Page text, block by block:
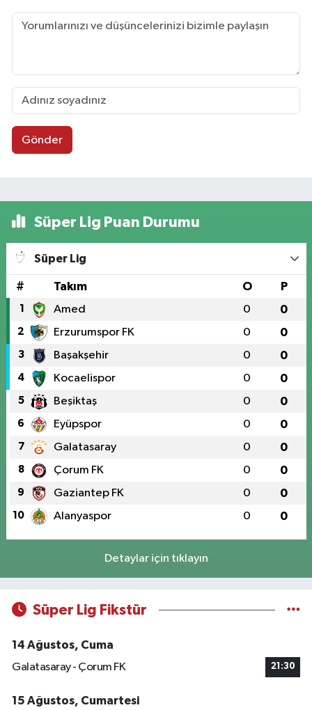
Gönder
Süper Lig Puan Durumu
Süper Lig
# Takım O P
1 Amed 0 0
2 Erzurumspor FK 0 0
3 Başakşehir 0 0
4 Kocaelispor 0 0
5 Beşiktaş 0 0
6 Eyüpspor 0 0
7 Galatasaray 0 0
8 Çorum FK 0 0
9 Gaziantep FK 0 0
10 Alanyaspor 0 0
Detaylar için tıklayın
Süper Lig Fikstür
14 Ağustos, Cuma
Galatasaray - Çorum FK
21:30
15 Ağustos, Cumartesi